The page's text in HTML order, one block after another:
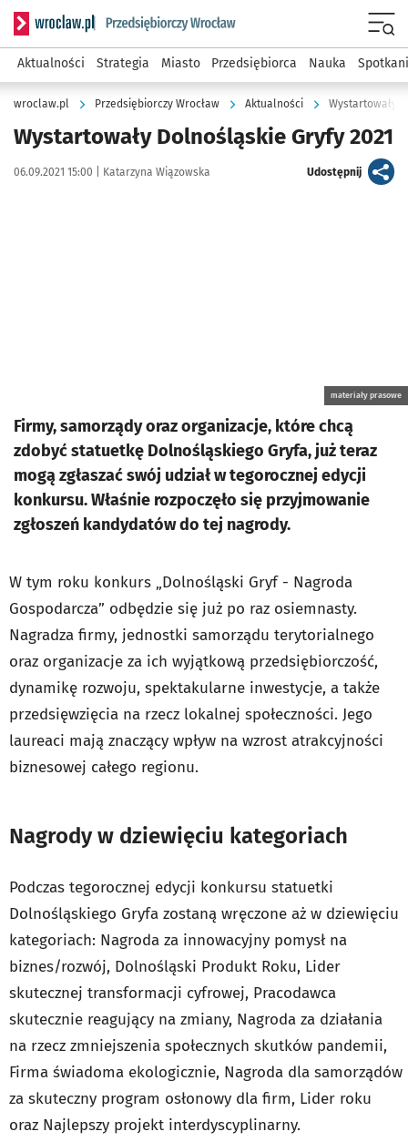
Serwis informacyjny wroclaw.pl podserwis: Strategia
Aktualności Strategia Miasto Przedsiębiorca Nauka
wroclaw.pl Przedsiębiorczy Wrocław Aktualności Wystartowały
Wystartowały Dolnośląskie Gryfy 2021
Data publikacji:
06.09.2021 15:00 | Autor:
Katarzyna Wiązowska Udostępnijartykuł
materiały prasowe
Firmy, samorządy oraz organizacje, które chcą
zdobyć statuetkę Dolnośląskiego Gryfa, już teraz
mogą zgłaszać swój udział w tegorocznej edycji
konkursu. Właśnie rozpoczęło się przyjmowanie
zgłoszeń kandydatów do tej nagrody.
W tym roku konkurs „Dolnośląski Gryf - Nagroda
Gospodarcza” odbędzie się już po raz osiemnasty.
Nagradza firmy, jednostki samorządu terytorialnego
oraz organizacje za ich wyjątkową przedsiębiorczość,
dynamikę rozwoju, spektakularne inwestycje, a także
przedsięwzięcia na rzecz lokalnej społeczności. Jego
laureaci mają znaczący wpływ na wzrost atrakcyjności
biznesowej całego regionu.
Nagrody w dziewięciu kategoriach
Podczas tegorocznej edycji konkursu statuetki
Dolnośląskiego Gryfa zostaną wręczone aż w dziewięciu
kategoriach: Nagroda za innowacyjny pomysł na
biznes/rozwój, Dolnośląski Produkt Roku, Lider
skutecznej transformacji cyfrowej, Pracodawca
skutecznie reagujący na zmiany, Nagroda za działania
na rzecz zmniejszenia społecznych skutków pandemii,
Firma świadoma ekologicznie, Nagroda dla samorządów
za skuteczny program osłonowy dla firm, Lider roku
oraz Najlepszy projekt interdyscyplinarny.